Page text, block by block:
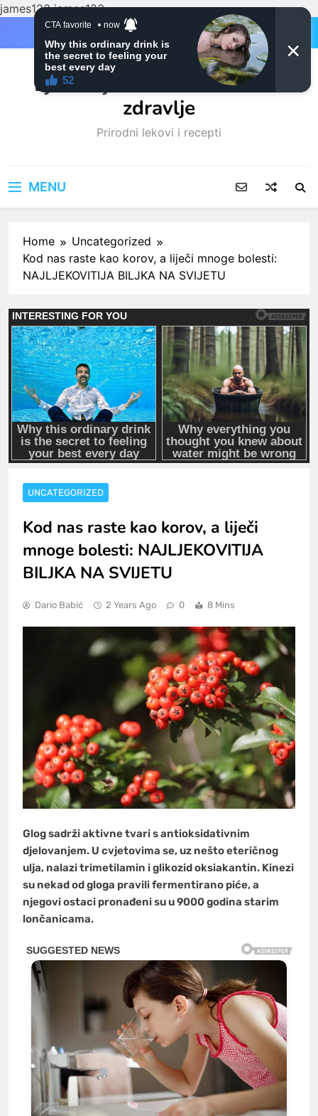
james123james123
Ljubitelji mačaka i Prirodno
zdravlje
Prirodni lekovi i recepti
MENU
Home
Uncategorized
Kod nas raste kao korov, a liječi mnoge bolesti:
NAJLJEKOVITIJA BILJKA NA SVIJETU
UNCATEGORIZED
Kod nas raste kao korov, a liječi
mnoge bolesti: NAJLJEKOVITIJA
BILJKA NA SVIJETU
Dario Babić 2 Years Ago 0 8 Mins
Glog sadrži aktivne tvari s antioksidativnim
djelovanjem. U cvjetovima se, uz nešto eteričnog
ulja, nalazi trimetilamin i glikozid oksiakantin. Kinezi
su nekad od gloga pravili fermentirano piće, a
njegovi ostaci pronađeni su u 9000 godina starim
lončanicama.